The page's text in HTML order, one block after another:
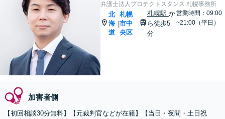
弁護士法人プロテクトスタンス 札幌事務所
北
海
道
|
札幌
市中
央区
札幌駅 か
ら徒歩5
分
営業時間：09:00
~21:00（平日）
加害者側
【初回相談30分無料】【元裁判官などが在籍】【当日・夜間・土日祝